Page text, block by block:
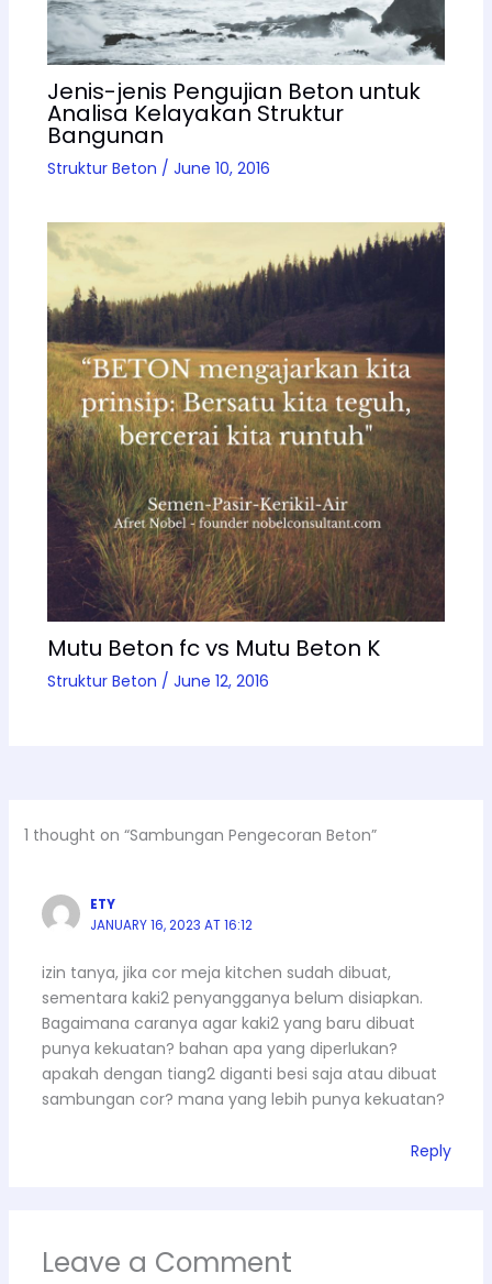
Jenis-jenis Pengujian Beton untuk
Analisa Kelayakan Struktur
Bangunan
Struktur Beton / June 10, 2016
Mutu Beton fc vs Mutu Beton K
Struktur Beton / June 12, 2016
1 thought on “Sambungan Pengecoran Beton”
ETY
JANUARY 16, 2023 AT 16:12
izin tanya, jika cor meja kitchen sudah dibuat,
sementara kaki2 penyangganya belum disiapkan.
Bagaimana caranya agar kaki2 yang baru dibuat
punya kekuatan? bahan apa yang diperlukan?
apakah dengan tiang2 diganti besi saja atau dibuat
sambungan cor? mana yang lebih punya kekuatan?
Reply
Leave a Comment